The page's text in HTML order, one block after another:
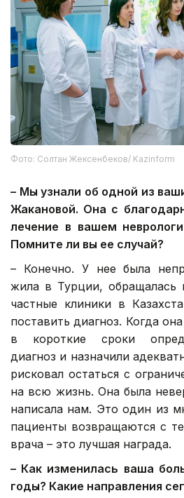
Фото: Солтан Жексенбеков/ Kazinform
– Мы узнали об одной из
Жакановой. Она с
лечение в вашем
Помните ли вы ее случай?
– Конечно. У нее была
жила в Турции,
частные клиники в
поставить диагноз. Когда
в короткие сроки
диагноз и назначили
рисковал остаться с
на всю жизнь. Она была
написала нам. Это один из
пациенты возвращаются с
врача – это лучшая награда.
– Как изменилась ваша
годы? Какие направления